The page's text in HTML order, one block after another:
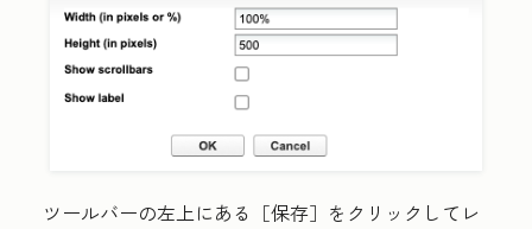
ツールバーの左上にある ［保存］ をクリックしてレ